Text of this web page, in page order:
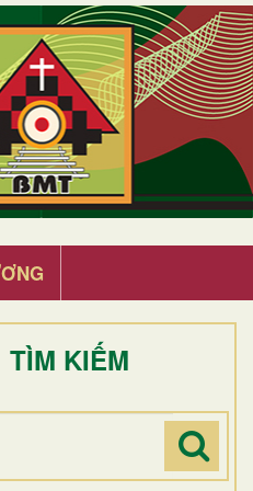
TÌM KIẾM